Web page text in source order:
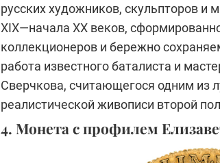
русских художников, скульпторов и
XIX—начала XX веков,
коллекционеров и бережно
работа известного баталиста и
Сверчкова, считающегося одним из
реалистической живописи второй
4. Монета с профилем